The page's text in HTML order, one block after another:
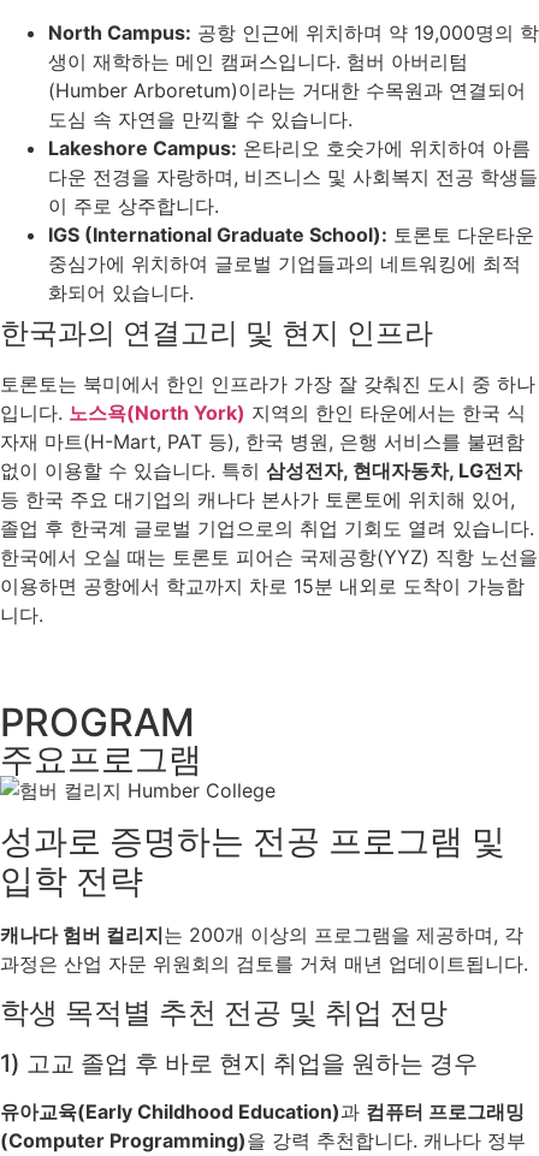
North Campus: 공항 인근에 위치하며 약 19,000명의 학
생이 재학하는 메인 캠퍼스입니다. 험버 아버리텀
(Humber Arboretum)이라는 거대한 수목원과 연결되어
도심 속 자연을 만끽할 수 있습니다.
Lakeshore Campus: 온타리오 호숫가에 위치하여 아름
다운 전경을 자랑하며, 비즈니스 및 사회복지 전공 학생들
이 주로 상주합니다.
IGS (International Graduate School): 토론토 다운타운
중심가에 위치하여 글로벌 기업들과의 네트워킹에 최적
화되어 있습니다.
한국과의 연결고리 및 현지 인프라
토론토는 북미에서 한인 인프라가 가장 잘 갖춰진 도시 중 하나
입니다. 노스욕(North York) 지역의 한인 타운에서는 한국 식
자재 마트(H-Mart, PAT 등), 한국 병원, 은행 서비스를 불편함
없이 이용할 수 있습니다. 특히 삼성전자, 현대자동차, LG전자
등 한국 주요 대기업의 캐나다 본사가 토론토에 위치해 있어,
졸업 후 한국계 글로벌 기업으로의 취업 기회도 열려 있습니다.
한국에서 오실 때는 토론토 피어슨 국제공항(YYZ) 직항 노선을
이용하면 공항에서 학교까지 차로 15분 내외로 도착이 가능합
니다.
PROGRAM
주요프로그램
성과로 증명하는 전공 프로그램 및
입학 전략
캐나다 험버 컬리지는 200개 이상의 프로그램을 제공하며, 각
과정은 산업 자문 위원회의 검토를 거쳐 매년 업데이트됩니다.
학생 목적별 추천 전공 및 취업 전망
1) 고교 졸업 후 바로 현지 취업을 원하는 경우
유아교육(Early Childhood Education)과 컴퓨터 프로그래밍
(Computer Programming)을 강력 추천합니다. 캐나다 정부